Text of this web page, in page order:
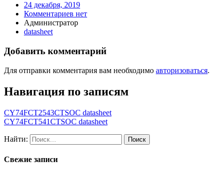
24 декабря, 2019
Комментариев нет
Администратор
datasheet
Добавить комментарий
Для отправки комментария вам необходимо авторизоваться.
Навигация по записям
CY74FCT2543CTSOC datasheet
CY74FCT541CTSOC datasheet
Найти:
Свежие записи